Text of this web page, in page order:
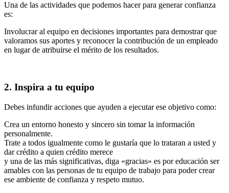
Una de las actividades que podemos hacer para generar confianza
es:
Involucrar al equipo en decisiones importantes para demostrar que
valoramos sus aportes y reconocer la contribución de un empleado
en lugar de atribuirse el mérito de los resultados.
2. Inspira a tu equipo
Debes infundir acciones que ayuden a ejecutar ese objetivo como:
Crea un entorno honesto y sincero sin tomar la información
personalmente.
Trate a todos igualmente como le gustaría que lo trataran a usted y
dar crédito a quien crédito merece
y una de las más significativas, diga «gracias» es por educación ser
amables con las personas de tu equipo de trabajo para poder crear
ese ambiente de confianza y respeto mutuo.